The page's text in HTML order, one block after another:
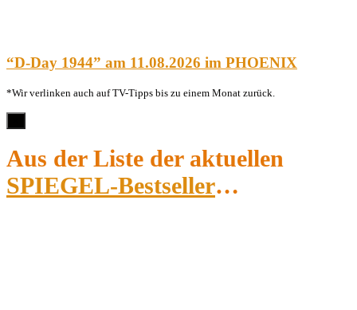
“D-Day 1944” am 11.08.2026 im PHOENIX
*Wir verlinken auch auf TV-Tipps bis zu einem Monat zurück.
Aus der Liste der aktuellen
SPIEGEL-Bestseller…